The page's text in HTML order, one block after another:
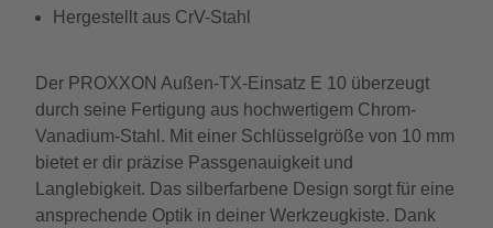
Hergestellt aus CrV-Stahl
Der PROXXON Außen-TX-Einsatz E 10 überzeugt
durch seine Fertigung aus hochwertigem Chrom-
Vanadium-Stahl. Mit einer Schlüsselgröße von 10 mm
bietet er dir präzise Passgenauigkeit und
Langlebigkeit. Das silberfarbene Design sorgt für eine
ansprechende Optik in deiner Werkzeugkiste. Dank